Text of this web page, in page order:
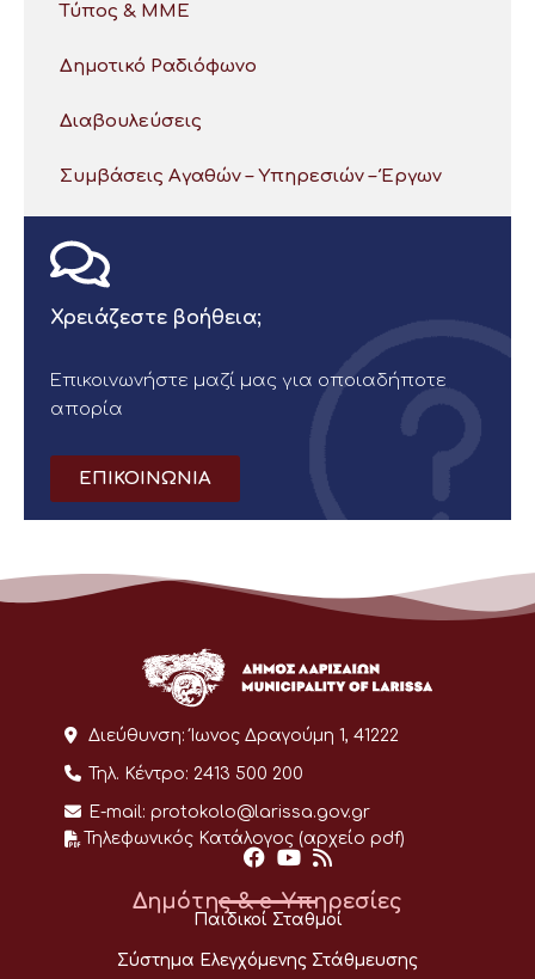
Τύπος & ΜΜΕ
Δημοτικό Ραδιόφωνο
Διαβουλεύσεις
Συμβάσεις Αγαθών – Υπηρεσιών – Έργων
Χρειάζεστε βοήθεια;
Επικοινωνήστε μαζί μας για οποιαδήποτε
απορία
ΕΠΙΚΟΙΝΩΝΙΑ
Διεύθυνση: Ίωνος Δραγούμη 1, 41222
Τηλ. Κέντρο: 2413 500 200
E-mail: protokolo@larissa.gov.gr
Τηλεφωνικός Κατάλογος (αρχείο pdf)
Δημότης & e-Υπηρεσίες
Παιδικοί Σταθμοί
Σύστημα Ελεγχόμενης Στάθμευσης